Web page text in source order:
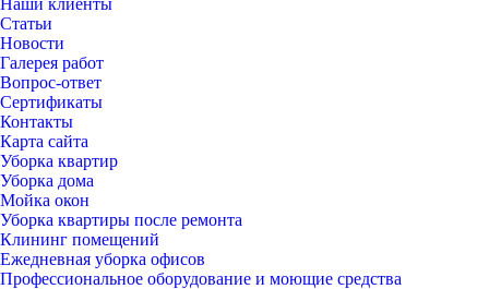
Статьи
Новости
Галерея работ
Вопрос-ответ
Сертификаты
Контакты
Карта сайта
Уборка квартир
Уборка дома
Мойка окон
Уборка квартиры после ремонта
Клининг помещений
Ежедневная уборка офисов
Профессиональное оборудование и моющие средства